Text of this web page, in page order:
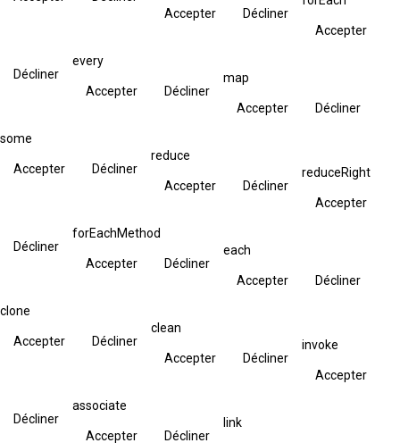
Accepter
Décliner
Accepter
Décliner
every
Accepter Décliner
map
Accepter Décliner
some
Accepter Décliner
reduce
Accepter Décliner
reduceRight
Accepter
Décliner
forEachMethod
Accepter Décliner
each
Accepter Décliner
clone
Accepter Décliner
clean
Accepter Décliner
invoke
Accepter
Décliner
associate
Accepter Décliner
link